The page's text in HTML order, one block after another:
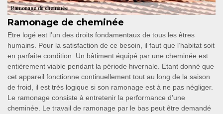
Ramonage de cheminée
Etre logé est l’un des droits fondamentaux de tous les êtres
humains. Pour la satisfaction de ce besoin, il faut que l’habitat soit
en parfaite condition. Un bâtiment équipé par une cheminée est
entièrement viable pendant la période hivernale. Etant donné que
cet appareil fonctionne continuellement tout au long de la saison
de froid, il est très logique si son ramonage est à ne pas négliger.
Le ramonage consiste à entretenir la performance d’une
cheminée. Le travail de ramonage par le bas peut être demandé